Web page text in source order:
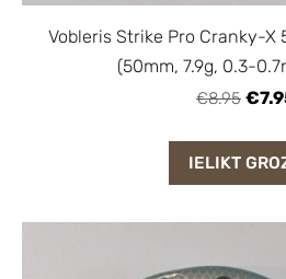
Vobleris Strike Pro Cranky-X
(50mm, 7.9g, 0.3-
€8.95
IELIKT